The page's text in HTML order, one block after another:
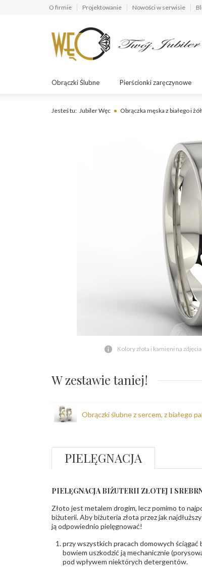
O firmie Projektowanie Nowości w serwisie
Obrączki Ślubne Pierścionki zaręczynowe
Jesteś tu: Jubiler Węc Obrączka męska z białego i
Kolory złota i kamieni na
W zestawie taniej!
Obrączki ślubne z sercem, z białego
PIELĘGNACJA
PIELĘGNACJA BIŻUTERII ZŁOTEJ I
Złoto jest metalem drogim, lecz pomimo to
biżuterii. Aby biżuteria złota przez jak
ją odpowiednio pielęgnować!
przy wszystkich pracach domowych
bowiem uszkodzić ją mechanicznie
pod wpływem niektórych detergentów.